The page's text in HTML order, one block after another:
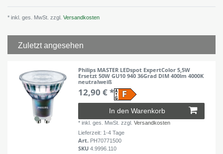
* inkl. ges. MwSt. zzgl. Versandkosten
Zuletzt angesehen
Philips MASTER LEDspot ExpertColor 5,5W
Ersetzt 50W GU10 940 36Grad DIM 400lm 4000K
neutralweiß
12,90 € *
In den Warenkorb
*inkl. ges. MwSt. zzgl.Versandkosten
Lieferzeit: 1-4 Tage
Art. PH70771500
SKU4.9996.110